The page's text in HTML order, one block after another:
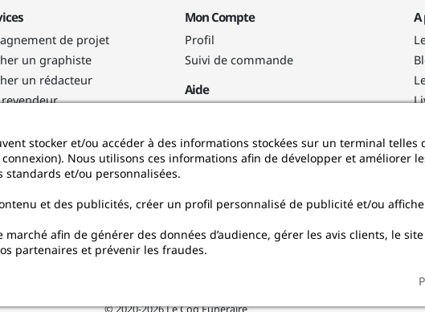
de projet
un graphiste
un rédacteur
de fidélité
de parrainage
Mon Compte
Profil
Suivi de commande
Aide
Notice de montage
A
© 2020-2026 Le Coq Funéraire
stocker et/ou accéder à des informations stockées sur un terminal telles
Nous utilisons ces informations afin de développer et améliorer
et/ou personnalisées.
et des publicités, créer un profil personnalisé de publicité et/ou
afin de générer des données d’audience, gérer les avis clients, le
partenaires et prévenir les fraudes.